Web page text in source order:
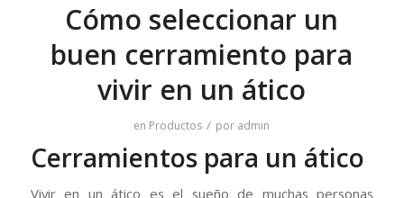
Cómo seleccionar un
buen cerramiento para
vivir en un ático
en Productos / por admin
Cerramientos para un ático
Vivir en un ático es el sueño de muchas personas